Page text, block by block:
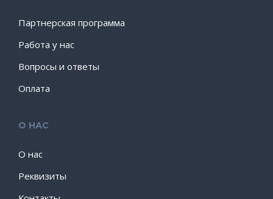
Партнерская программа
Работа у нас
Вопросы и ответы
Оплата
О НАС
О нас
Реквизиты